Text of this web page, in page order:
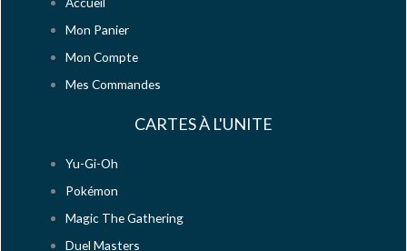
Mon Panier
Mon Compte
Mes Commandes
CARTES À L'UNITE
Yu-Gi-Oh
Pokémon
Magic The Gathering
Duel Masters